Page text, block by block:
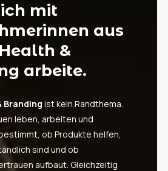
mit
aus
&
arbeite.
Branding ist kein Randthema.
leben, arbeiten und
ob Produkte helfen,
sind und ob
aufbaut. Gleichzeitig